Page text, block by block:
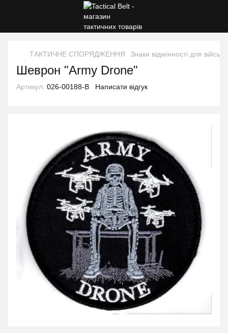
ТАКТИЧНЕ СПОРЯДЖЕННЯ Знаки відмінності для
Шеврон "Army Drone"
Артикул: 026-00188-B Написати відгук